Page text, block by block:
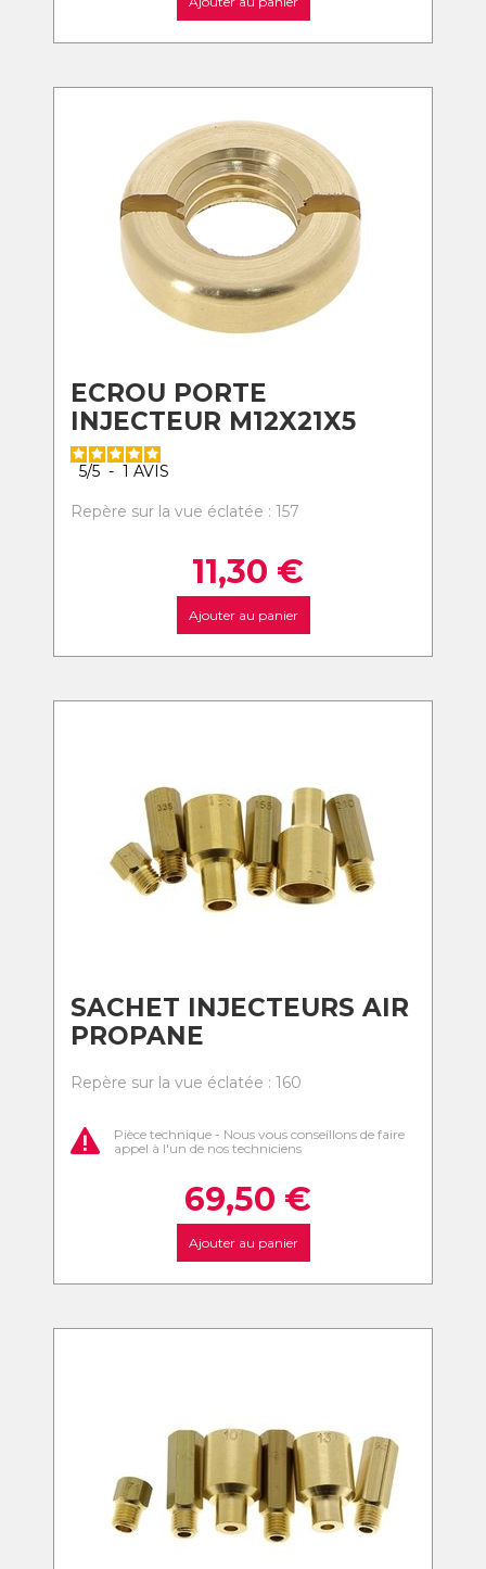
ECROU PORTE
INJECTEUR M12X21X5
5/5 - 1 AVIS
Repère sur la vue éclatée : 157
11,30 €
Ajouter au panier
SACHET INJECTEURS AIR
PROPANE
Repère sur la vue éclatée : 160
Pièce technique - Nous vous conseillons de faire
appel à l'un de nos techniciens
69,50 €
Ajouter au panier